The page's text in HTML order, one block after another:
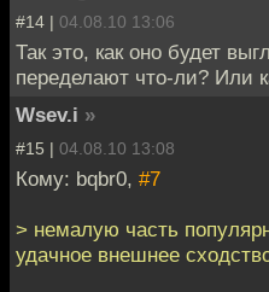
#14 | 04.08.10 13:06
Так это, как оно будет
переделают что-ли? Или
Wsev.i »
#15 | 04.08.10 13:08
Кому: bqbr0, #7
> немалую часть
удачное внешнее